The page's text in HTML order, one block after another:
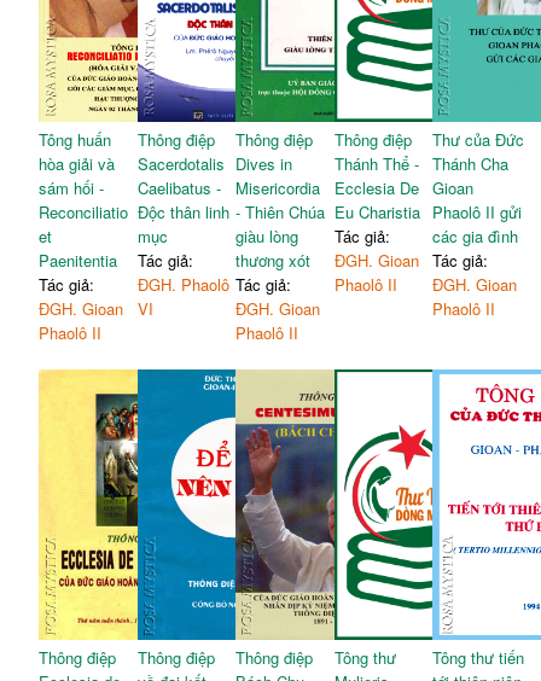
Tông huấn
hòa giải và
sám hối -
Reconciliatio
et
Paenitentia
Tác giả:
ĐGH. Gioan
Phaolô II
Thông điệp
Sacerdotalis
Caelibatus -
Độc thân linh
mục
Tác giả:
ĐGH. Phaolô
VI
Thông điệp
Dives in
Misericordia
- Thiên Chúa
giàu lòng
thương xót
Tác giả:
ĐGH. Gioan
Phaolô II
Thông điệp
Thánh Thể -
Ecclesia De
Eu Charistia
Tác giả:
ĐGH. Gioan
Phaolô II
Thư của Đức
Thánh Cha
Gioan
Phaolô II gửi
các gia đình
Tác giả:
ĐGH. Gioan
Phaolô II
Thông điệp
Thông điệp
Thông điệp
Tông thư
Tông thư tiến